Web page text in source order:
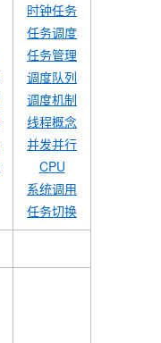
时钟任务
任务调度
任务管理
调度队列
调度机制
线程概念
并发并行
CPU
系统调用
任务切换